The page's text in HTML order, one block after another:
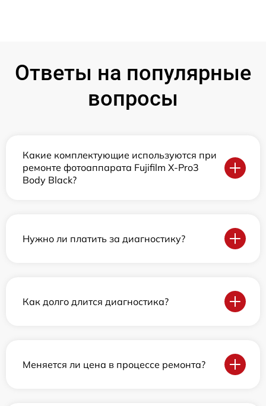
Ответы на популярные
вопросы
Какие комплектующие используются при
ремонте фотоаппарата Fujifilm X-Pro3
Body Black?
Нужно ли платить за диагностику?
Как долго длится диагностика?
Меняется ли цена в процессе ремонта?